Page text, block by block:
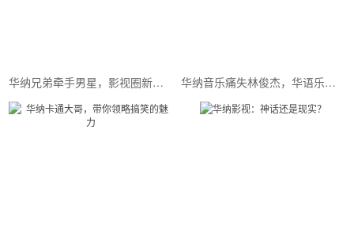
华纳兄弟牵手男星，影视圈新势力崛起 华纳音乐痛失林俊杰，华语乐坛或将迎来新变革！